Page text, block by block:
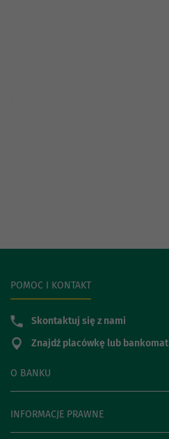
O BANKU
INFORMACJE PRAWNE
POMOC I KONTAKT
Skontaktuj się z nami
Znajdź placówkę lub bankomat